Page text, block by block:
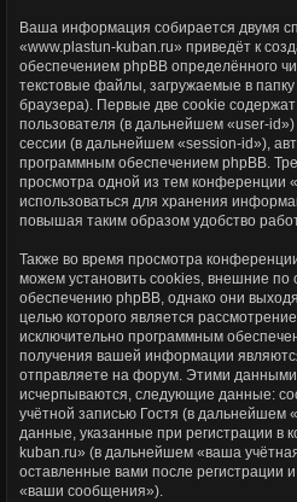
Ваша информация собирается двумя
«www.plastun-kuban.ru» приведёт к
обеспечением phpBB определённого
текстовые файлы, загружаемые в
браузера). Первые две cookie
пользователя (в дальнейшем «user-
сессии (в дальнейшем «session-id»),
программным обеспечением phpBB.
просмотра одной из тем конференции
использоваться для хранения
повышая таким образом удобство
Также во время просмотра
можем установить cookies, внешние
обеспечению phpBB, однако они
целью которого является
исключительно программным
получения вашей информации
отправляете на форум. Этими данными
исчерпываются, следующие данные:
учётной записью Гостя (в
данные, указанные при регистрации в
kuban.ru» (в дальнейшем «ваша
оставленные вами после регистрации
«ваши сообщения»).